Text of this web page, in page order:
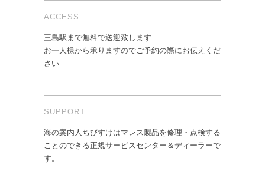
ACCESS
三島駅まで無料で送迎致します
お一人様から承りますのでご予約の際にお伝えくだ
さい
SUPPORT
海の案内人ちびすけはマレス製品を修理・点検する
ことのできる正規サービスセンター＆ディーラーで
す。